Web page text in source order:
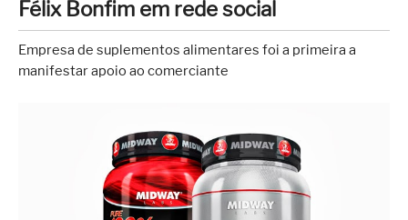
Notícias
Sarados
do
Félix Bonfim em rede social
Empresa de suplementos alimentares foi a primeira a
manifestar apoio ao comerciante